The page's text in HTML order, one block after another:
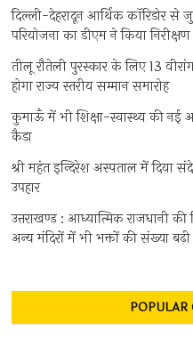
दिल्ली-देहरादून आर्थिक कॉरिडोर से
परियोजना का डीएम ने किया निरीक्षण
तीलू रौतेली पुरस्कार के लिए 13
होगा राज्य स्तरीय सम्मान समारोह
कुमाऊँ में भी शिक्षा-स्वास्थ्य की
कैड़ा
श्री महंत इन्दिरेश अस्पताल में दिया
उपहार
उत्तराखण्ड : आध्यात्मिक राजधानी
अन्य मंदिरों में भी भक्तों की संख्या बढ़ी
POPULAR